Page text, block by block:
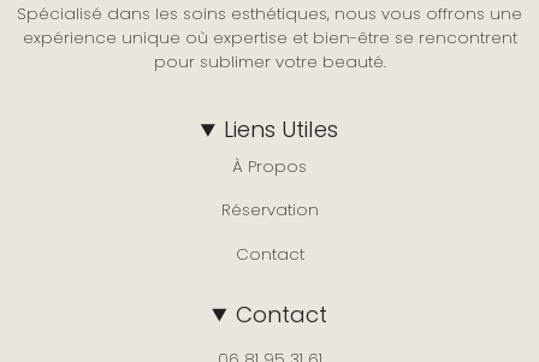
Spécialisé dans les soins esthétiques, nous vous offrons une
expérience unique où expertise et bien-être se rencontrent
pour sublimer votre beauté.
Liens Utiles
À Propos
Réservation
Contact
Contact